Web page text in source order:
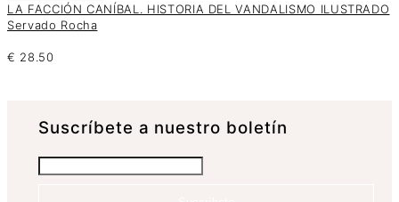
LA FACCIÓN CANÍBAL. HISTORIA DEL VANDALISMO ILUSTRADO
Servado Rocha
€ 28.50
Suscrí­bete a nuestro boletín